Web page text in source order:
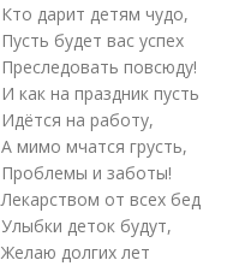
Кто дарит детям чудо,
Пусть будет вас успех
Преследовать повсюду!
И как на праздник пусть
Идётся на работу,
А мимо мчатся грусть,
Проблемы и заботы!
Лекарством от всех бед
Улыбки деток будут,
Желаю долгих лет